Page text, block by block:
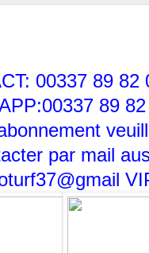
00337 89 82
89
par mail